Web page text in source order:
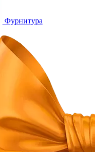
Фурнитура